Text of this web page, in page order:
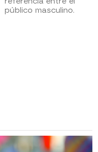
público masculino.